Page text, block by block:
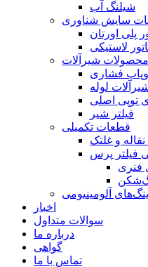
شیلنگ آب
سایش شناوری
پلی اورتان
لاستیکی
محصولات شیرآلات
فشاری
لوله
توپی اصلی
فیلتر شیر
قطعات تکمیلی
و غلتک
فیلتر پرس
فنری
آلومینیومی
اخبار
سوالات متداول
درباره ما
گواهی
تماس با ما